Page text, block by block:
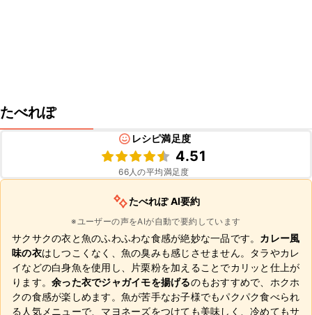
たべれぽ
レシピ満足度
4.51
66人の平均満足度
たべれぽ AI要約
※ユーザーの声をAIが自動で要約しています
サクサクの衣と魚のふわふわな食感が絶妙な一品です。 カレー風
味の衣はしつこくなく、魚の臭みも感じさせません。タラやカレ
イなどの白身魚を使用し、片栗粉を加えることでカリッと仕上が
ります。 余った衣でジャガイモを揚げるのもおすすめで、ホクホ
クの食感が楽しめます。魚が苦手なお子様でもパクパク食べられ
る人気メニューで、マヨネーズをつけても美味しく、冷めてもサ